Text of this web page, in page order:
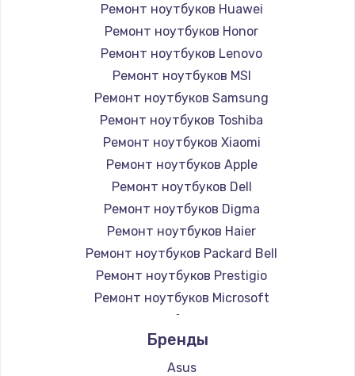
Ремонт ноутбуков Huawei
Ремонт ноутбуков Honor
Ремонт ноутбуков Lenovo
Ремонт ноутбуков MSI
Ремонт ноутбуков Samsung
Ремонт ноутбуков Toshiba
Ремонт ноутбуков Xiaomi
Ремонт ноутбуков Apple
Ремонт ноутбуков Dell
Ремонт ноутбуков Digma
Ремонт ноутбуков Haier
Ремонт ноутбуков Packard Bell
Ремонт ноутбуков Prestigio
Ремонт ноутбуков Microsoft
Ремонт ноутбуков Alienware
Ремонт ноутбуков Aquarius
Ремонт ноутбуков Gigabyte
Бренды
Asus